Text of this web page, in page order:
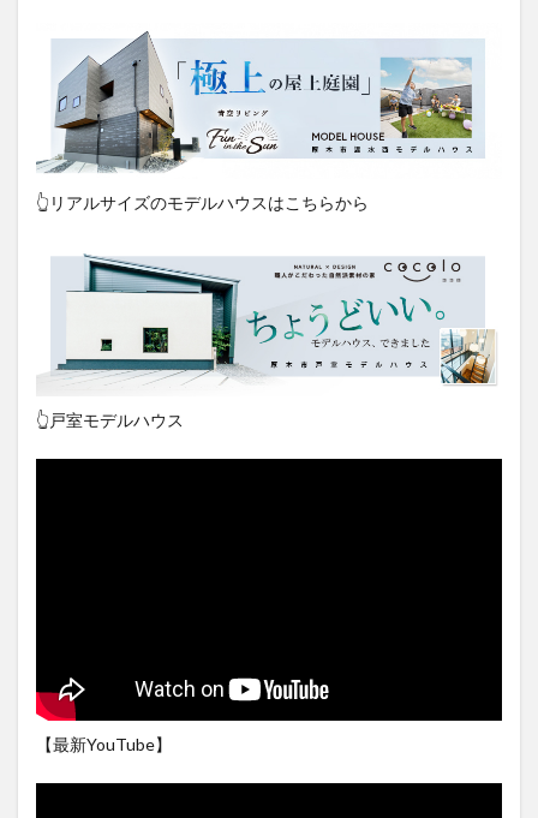
👆リアルサイズのモデルハウスはこちらから
👆戸室モデルハウス
【最新YouTube】